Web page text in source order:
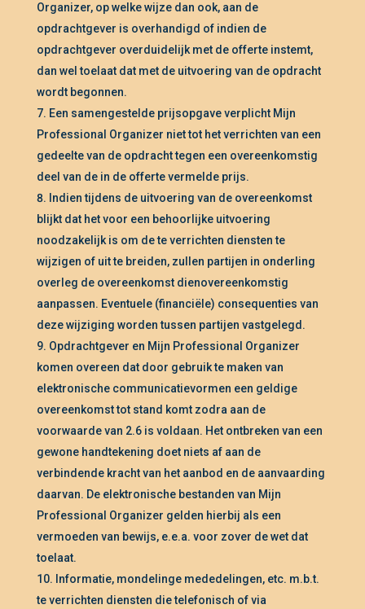
Organizer, op welke wijze dan ook, aan de
opdrachtgever is overhandigd of indien de
opdrachtgever overduidelijk met de offerte instemt,
dan wel toelaat dat met de uitvoering van de opdracht
wordt begonnen.
Een samengestelde prijsopgave verplicht Mijn
Professional Organizer niet tot het verrichten van een
gedeelte van de opdracht tegen een overeenkomstig
deel van de in de offerte vermelde prijs.
Indien tijdens de uitvoering van de overeenkomst
blijkt dat het voor een behoorlijke uitvoering
noodzakelijk is om de te verrichten diensten te
wijzigen of uit te breiden, zullen partijen in onderling
overleg de overeenkomst dienovereenkomstig
aanpassen. Eventuele (financiële) consequenties van
deze wijziging worden tussen partijen vastgelegd.
Opdrachtgever en Mijn Professional Organizer
komen overeen dat door gebruik te maken van
elektronische communicatievormen een geldige
overeenkomst tot stand komt zodra aan de
voorwaarde van 2.6 is voldaan. Het ontbreken van een
gewone handtekening doet niets af aan de
verbindende kracht van het aanbod en de aanvaarding
daarvan. De elektronische bestanden van Mijn
Professional Organizer gelden hierbij als een
vermoeden van bewijs, e.e.a. voor zover de wet dat
toelaat.
Informatie, mondelinge mededelingen, etc. m.b.t.
te verrichten diensten die telefonisch of via